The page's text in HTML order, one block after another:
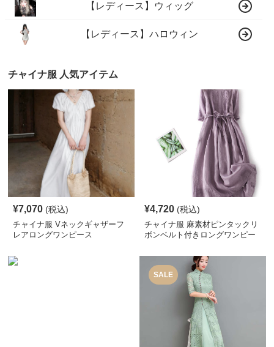
【レディース】ウィッグ
【レディース】ハロウィン
チャイナ服 人気アイテム
¥7,070 (税込)
チャイナ服 Vネックギャザーフ
レアロングワンピース
¥4,720 (税込)
チャイナ服 麻素材ピンタックリ
ボンベルト付きロングワンピー
SALE